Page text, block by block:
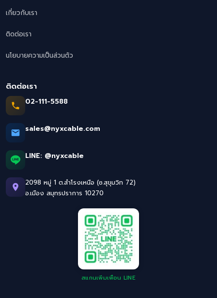
เกี่ยวกับเรา
ติดต่อเรา
นโยบายความเป็นส่วนตัว
ติดต่อเรา
02-111-5588
sales@nyxcable.com
LINE: @nyxcable
2098 หมู่ 1 ต.สำโรงเหนือ (ซ.สุขุมวิท 72)
อ.เมือง สมุทรปราการ 10270
สแกนเพิ่มเพื่อน LINE